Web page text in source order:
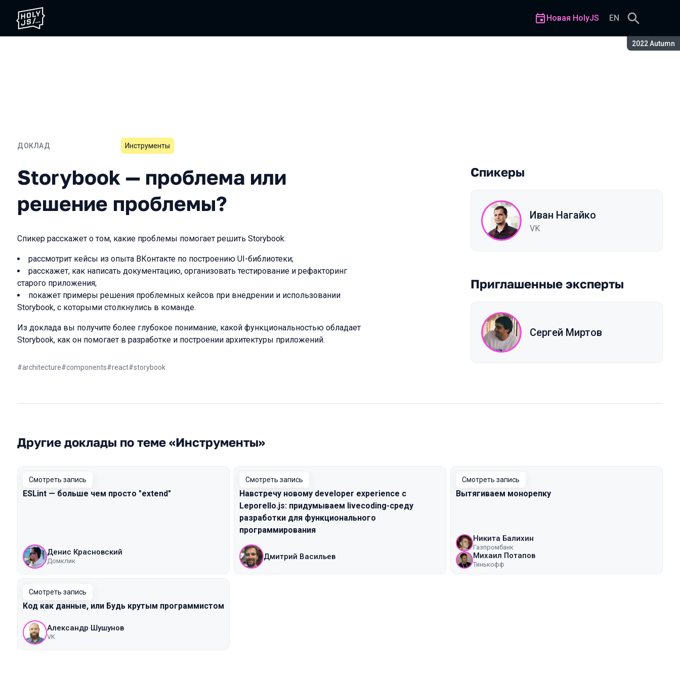
Сезон:
2022 Autumn
Новая HolyJS EN
ДОКЛАД
Storybook — проблема или решение проблемы?
Инструменты
Storybook — проблема или
решение проблемы?
Спикер расскажет о том, какие проблемы помогает решить Storybook:
рассмотрит кейсы из опыта ВКонтакте по построению UI-библиотеки;
расскажет, как написать документацию, организовать тестирование и рефакторинг
старого приложения;
покажет примеры решения проблемных кейсов при внедрении и использовании
Storybook, с которыми столкнулись в команде.
Из доклада вы получите более глубокое понимание, какой функциональностью обладает
Storybook, как он помогает в разработке и построении архитектуры приложений.
#architecture#components#react#storybook
Спикеры
Иван Нагайко
VK
Приглашенные эксперты
Сергей Миртов
Другие доклады по теме «Инструменты»
Смотреть запись
ESLint — больше чем просто "extend"
Денис Красновский
Домклик
Смотреть запись
Навстречу новому developer experience с
Leporello.js: придумываем livecoding-среду
разработки для функционального
программирования
Дмитрий Васильев
Смотреть запись
Вытягиваем монорепку
Никита Балихин
Газпромбанк
Михаил Потапов
Тинькофф
Смотреть запись
Код как данные, или Будь крутым программистом
Александр Шушунов
VK